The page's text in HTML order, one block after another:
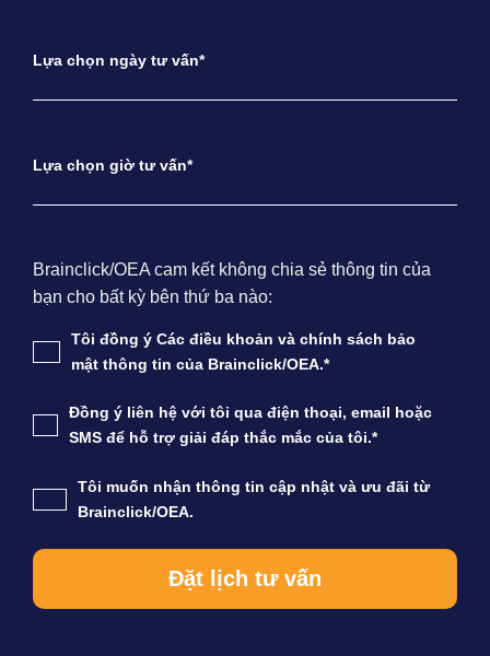
Lựa chọn ngày tư vấn*
Lựa chọn giờ tư vấn*
Brainclick/OEA cam kết không chia sẻ thông tin của
bạn cho bất kỳ bên thứ ba nào:
Tôi đồng ý Các điều khoản và chính sách bảo
mật thông tin của Brainclick/OEA.*
Đồng ý liên hệ với tôi qua điện thoại, email hoặc
SMS để hỗ trợ giải đáp thắc mắc của tôi.*
Tôi muốn nhận thông tin cập nhật và ưu đãi từ
Brainclick/OEA.